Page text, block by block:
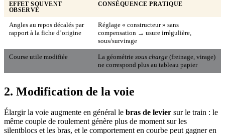
EFFET SOUVENT
OBSERVÉ
CONSÉQUENCE PRATIQUE
Angles au repos décalés par
rapport à la fiche d’origine
Réglage « constructeur » sans
compensation → usure irrégulière,
sous/survirage
Course utile modifiée La géométrie sous charge(freinage, virage)
ne correspond plus au tableau papier
2. Modification de la voie
Élargir la voie augmente en général le bras de levier sur le train : le
même couple de roulement génère plus de moment sur les
silentblocs et les bras, et le comportement en courbe peut gagner en